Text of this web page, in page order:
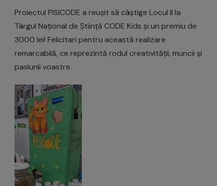
Proiectul PISICODE a reușit să câștige Locul II la
Târgul Național de Știință CODE Kids și un premiu de
3000 lei! Felicitari pentru această realizare
remarcabilă, ce reprezintă rodul creativității, muncii și
pasiunii voastre.